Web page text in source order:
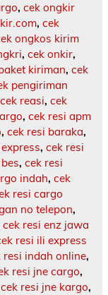
, cek ongkir
, cek
ongkos kirim
, cek onkir,
kiriman, cek
pengiriman
cek reasi, cek
, cek resi apm
, cek resi baraka,
, cek resi
, cek resi
indah, cek
resi cargo
no telepon,
cek resi enz jawa
resi ili express
resi indah online,
resi jne cargo,
cek resi jne kargo,